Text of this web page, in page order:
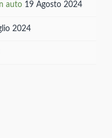
auto 19 Agosto 2024
2024